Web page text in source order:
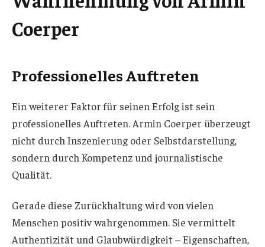
Coerper
Professionelles Auftreten
Ein weiterer Faktor für seinen Erfolg ist sein
professionelles Auftreten. Armin Coerper überzeugt
nicht durch Inszenierung oder Selbstdarstellung,
sondern durch Kompetenz und journalistische
Qualität.
Gerade diese Zurückhaltung wird von vielen
Menschen positiv wahrgenommen. Sie vermittelt
Authentizität und Glaubwürdigkeit – Eigenschaften,